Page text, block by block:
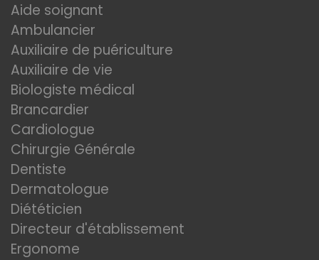
Aide soignant
Ambulancier
Auxiliaire de puériculture
Auxiliaire de vie
Biologiste médical
Brancardier
Cardiologue
Chirurgie Générale
Dentiste
Dermatologue
Diététicien
Directeur d'établissement
Ergonome